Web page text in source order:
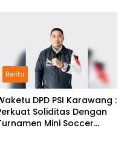
Berita
DPD PSI Karawang :
Soliditas Dengan
Mini Soccer